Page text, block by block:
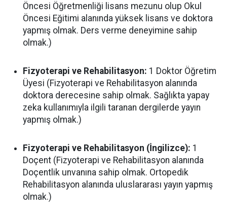
Öncesi Öğretmenliği lisans mezunu olup Okul
Öncesi Eğitimi alanında yüksek lisans ve doktora
yapmış olmak. Ders verme deneyimine sahip
olmak.)
Fizyoterapi ve Rehabilitasyon: 1 Doktor Öğretim
Üyesi (Fizyoterapi ve Rehabilitasyon alanında
doktora derecesine sahip olmak. Sağlıkta yapay
zeka kullanımıyla ilgili taranan dergilerde yayın
yapmış olmak.)
Fizyoterapi ve Rehabilitasyon (İngilizce): 1
Doçent (Fizyoterapi ve Rehabilitasyon alanında
Doçentlik unvanına sahip olmak. Ortopedik
Rehabilitasyon alanında uluslararası yayın yapmış
olmak.)